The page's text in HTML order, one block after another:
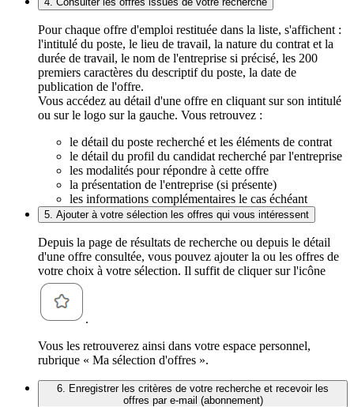
Pour chaque offre d'emploi restituée dans la liste, s'affichent :
l'intitulé du poste, le lieu de travail, la nature du contrat et la
durée de travail, le nom de l'entreprise si précisé, les 200
premiers caractères du descriptif du poste, la date de
publication de l'offre.
Vous accédez au détail d'une offre en cliquant sur son intitulé
ou sur le logo sur la gauche. Vous retrouvez :
le détail du poste recherché et les éléments de contrat
le détail du profil du candidat recherché par l'entreprise
les modalités pour répondre à cette offre
la présentation de l'entreprise (si présente)
les informations complémentaires le cas échéant
5. Ajouter à votre sélection les offres qui vous intéressent
Depuis la page de résultats de recherche ou depuis le détail
d'une offre consultée, vous pouvez ajouter la ou les offres de
votre choix à votre sélection. Il suffit de cliquer sur l'icône
.
Vous les retrouverez ainsi dans votre espace personnel,
rubrique « Ma sélection d'offres ».
6. Enregistrer les critères de votre recherche et recevoir les
offres par e-mail (abonnement)